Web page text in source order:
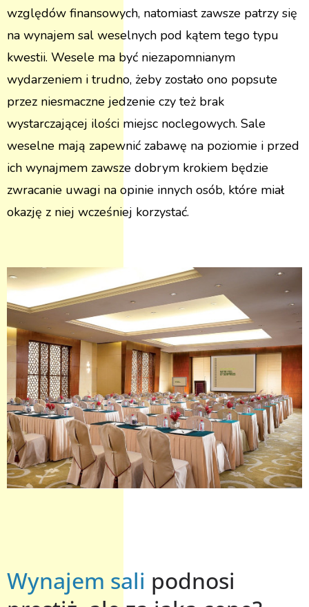
względów finansowych, natomiast zawsze patrzy się
na wynajem sal weselnych pod kątem tego typu
kwestii. Wesele ma być niezapomnianym
wydarzeniem i trudno, żeby zostało ono popsute
przez niesmaczne jedzenie czy też brak
wystarczającej ilości miejsc noclegowych. Sale
weselne mają zapewnić zabawę na poziomie i przed
ich wynajmem zawsze dobrym krokiem będzie
zwracanie uwagi na opinie innych osób, które miał
okazję z niej wcześniej korzystać.
Wynajem sali podnosi